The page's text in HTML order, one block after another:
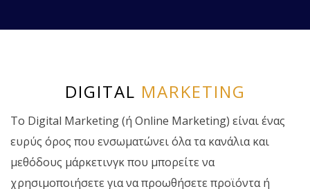
DIGITAL MARKETING
Το Digital Marketing (ή Online Marketing) είναι ένας
ευρύς όρος που ενσωματώνει όλα τα κανάλια και
μεθόδους μάρκετινγκ που μπορείτε να
χρησιμοποιήσετε για να προωθήσετε προϊόντα ή